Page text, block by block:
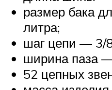
размер бака
литра;
шаг цепи — 3/
ширина паза
52 цепных